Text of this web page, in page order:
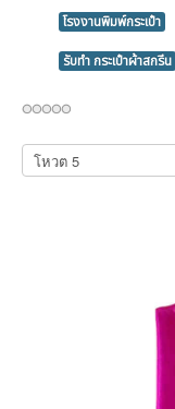
โรงงานพิมพ์กระเป๋า
รับทำ กระเป๋าผ้าสกรีน
กรุณา
ให้